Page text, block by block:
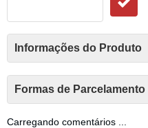
Informações do Produto
Formas de Parcelamento
Carregando comentários ...